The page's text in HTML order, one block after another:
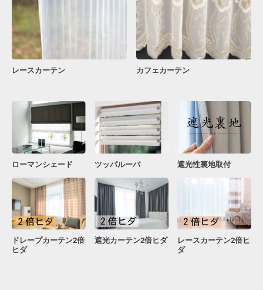
レースカーテン カフェカーテン
ローマンシェード ツッパルーバ 遮光性裏地取付
ドレープカーテン2倍
ヒダ
遮光カーテン2倍ヒダ
レースカーテン2倍ヒ
ダ